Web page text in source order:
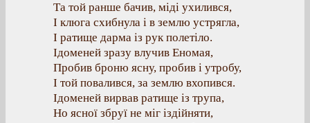
Та той ранше бачив, міді ухилився,
І клюга схибнула і в землю устрягла,
І ратище дарма із рук полетіло.
Ідоменей зразу влучив Еномая,
Пробив броню ясну, пробив і утробу,
І той повалився, за землю вхопився.
Ідоменей вирвав ратище із трупа,
Но ясної збруї не міг іздійняти,